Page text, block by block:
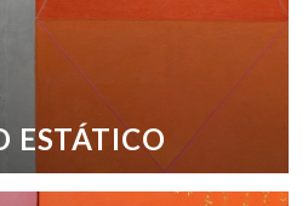
ESTÁTICO